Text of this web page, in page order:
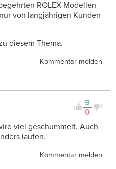
ROLEX-Modellen
von langjährigen Kunden
diesem Thema.
Kommentar melden
9
0
viel geschummelt. Auch
laufen.
Kommentar melden